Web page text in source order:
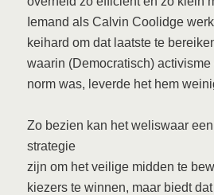
Iemand als Calvin Coolidge
keihard om dat laatste te
waarin (Democratisch) activisme
norm was, leverde het hem
Zo bezien kan het weliswaar
strategie
zijn om het veilige midden te
kiezers te winnen, maar biedt